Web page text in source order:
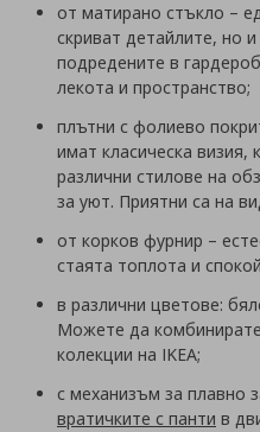
от матирано стъкло –
скриват детайлите, но
подредените в
лекота и пространство;
плътни с фолиево
имат класическа
различни стилове на
за уют. Приятни са на
от корков фурнир –
стаята топлота и
в различни цветове:
Можете да
колекции на IKEA;
с механизъм за плавно
вратичките с панти в